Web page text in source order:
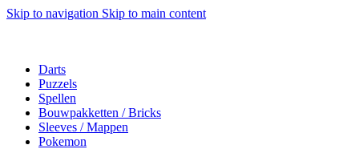
Skip to navigation Skip to main content
Darts
Puzzels
Spellen
Bouwpakketten / Bricks
Sleeves / Mappen
Pokemon